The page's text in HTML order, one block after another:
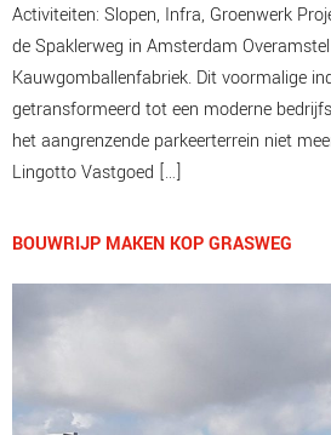
Activiteiten: Slopen, Infra, Groenwerk
de Spaklerweg in Amsterdam
Kauwgomballenfabriek. Dit voormalige
getransformeerd tot een moderne
het aangrenzende parkeerterrein niet
Lingotto Vastgoed […]
BOUWRIJP MAKEN KOP GRASWEG